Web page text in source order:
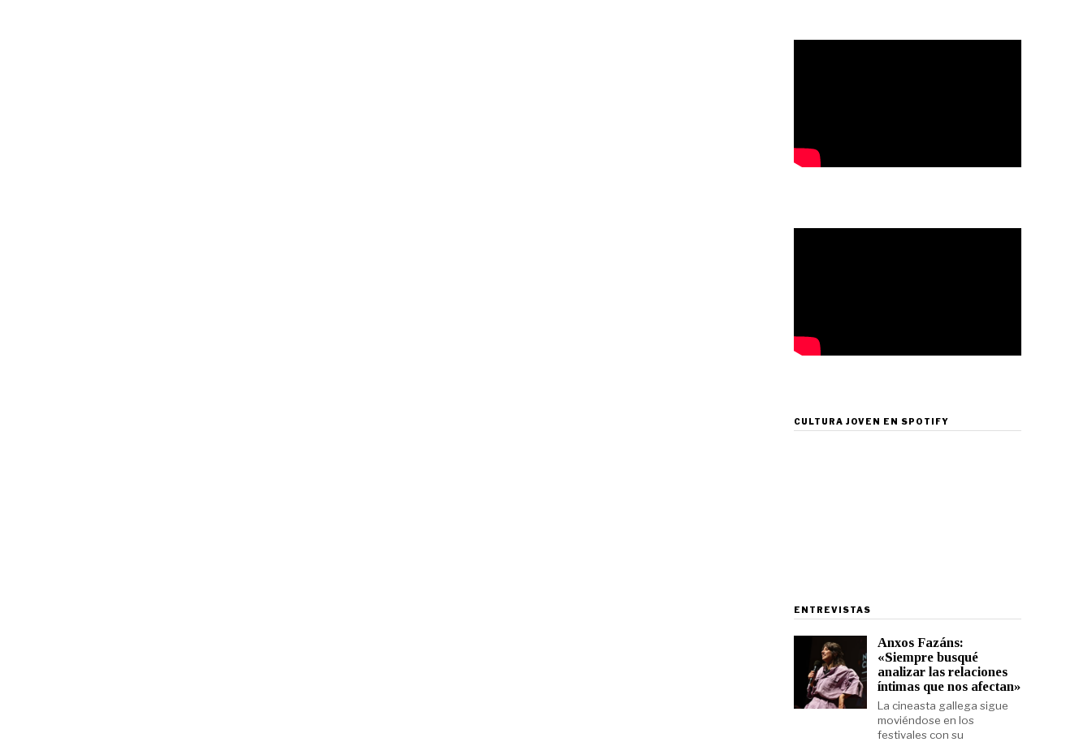
CULTURA JOVEN EN SPOTIFY
ENTREVISTAS
Anxos Fazáns:
«Siempre busqué
analizar las relaciones
íntimas que nos afectan»
La cineasta gallega sigue
moviéndose en los
festivales con su